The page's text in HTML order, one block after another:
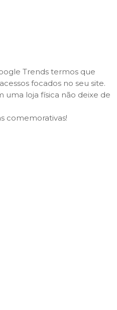
Trends termos que
focados no seu site.
loja física não deixe de
comemorativas!